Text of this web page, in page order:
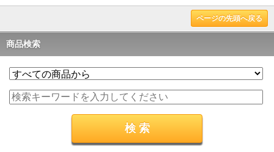
ページの先頭へ戻る
商品検索